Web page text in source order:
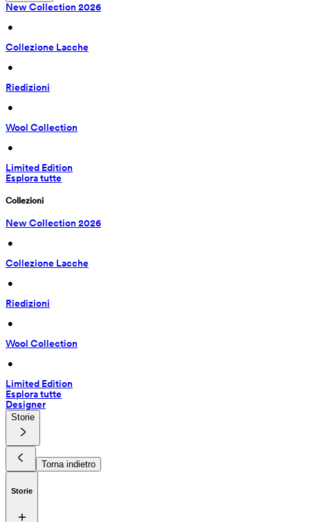
New Collection 2026
•
Collezione Lacche
•
Riedizioni
•
Wool Collection
•
Limited Edition
Esplora tutte
Collezioni
New Collection 2026
•
Collezione Lacche
•
Riedizioni
•
Wool Collection
•
Limited Edition
Esplora tutte
Designer
Storie
Torna indietro
Storie